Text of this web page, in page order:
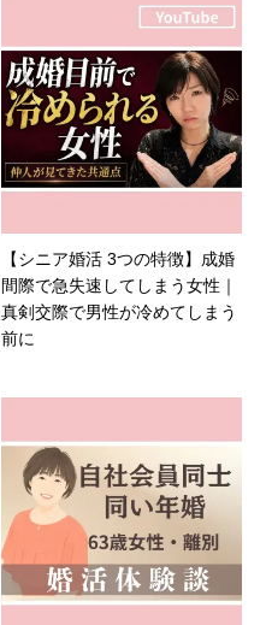
【シニア婚活 3つの特徴】成婚
間際で急失速してしまう女性｜
真剣交際で男性が冷めてしまう
前に